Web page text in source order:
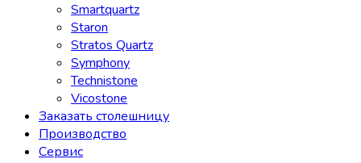
Smartquartz
Staron
Stratos Quartz
Symphony
Technistone
Vicostone
Заказать столешницу
Производство
Сервис